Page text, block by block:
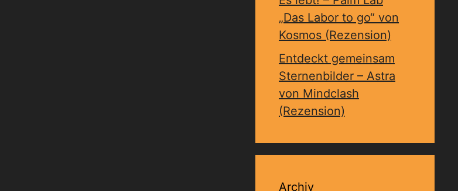
„Das Labor to go“ von
Kosmos (Rezension)
Entdeckt gemeinsam
Sternenbilder – Astra
von Mindclash
(Rezension)
Archiv